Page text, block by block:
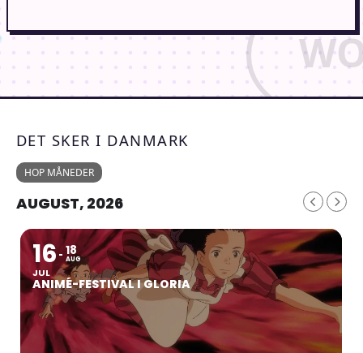
DET SKER I DANMARK
HOP MÅNEDER
AUGUST, 2026
16
JUL
18
AUG
ANIMÉ-FESTIVAL I GLORIA